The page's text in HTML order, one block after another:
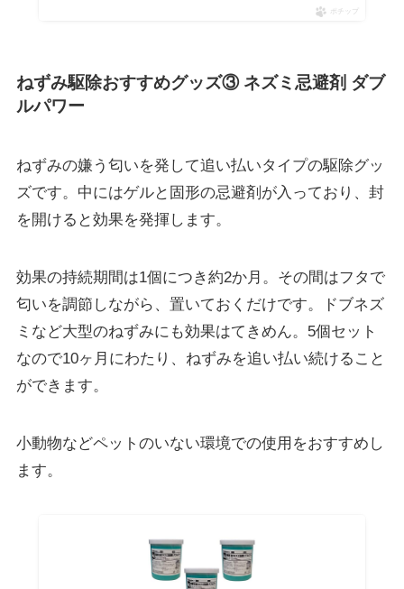
ポチップ
ねずみ駆除おすすめグッズ③ ネズミ忌避剤 ダブ
ルパワー
ねずみの嫌う匂いを発して追い払いタイプの駆除グッ
ズです。中にはゲルと固形の忌避剤が入っており、封
を開けると効果を発揮します。
効果の持続期間は1個につき約2か月 。その間はフタで
匂いを調節しながら、置いておくだけです。ドブネズ
ミなど大型のねずみにも効果はてきめん。5個セット
なので10ヶ月にわたり、ねずみを追い払い続けること
ができます。
小動物などペットのいない環境での使用をおすすめし
ます。